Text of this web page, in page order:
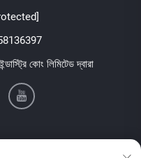
কোং লিমিটেড দ্বারা